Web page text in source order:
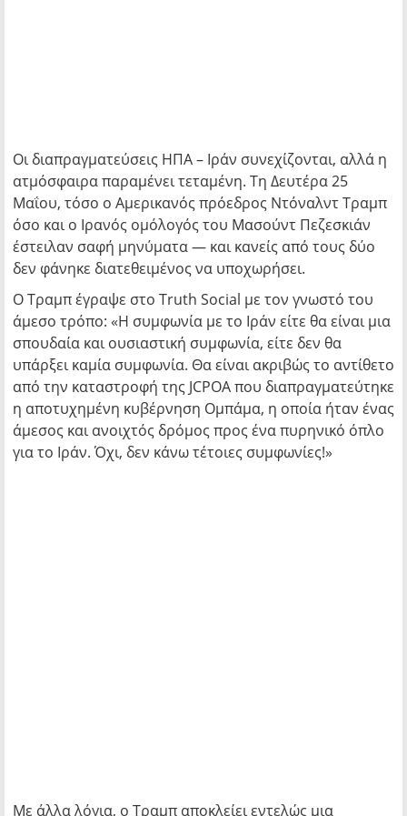
Οι διαπραγματεύσεις ΗΠΑ – Ιράν συνεχίζονται, αλλά η
ατμόσφαιρα παραμένει τεταμένη. Τη Δευτέρα 25
Μαΐου, τόσο ο Αμερικανός πρόεδρος Ντόναλντ Τραμπ
όσο και ο Ιρανός ομόλογός του Μασούντ Πεζεσκιάν
έστειλαν σαφή μηνύματα — και κανείς από τους δύο
δεν φάνηκε διατεθειμένος να υποχωρήσει.
Ο Τραμπ έγραψε στο Truth Social με τον γνωστό του
άμεσο τρόπο: «Η συμφωνία με το Ιράν είτε θα είναι μια
σπουδαία και ουσιαστική συμφωνία, είτε δεν θα
υπάρξει καμία συμφωνία. Θα είναι ακριβώς το αντίθετο
από την καταστροφή της JCPOA που διαπραγματεύτηκε
η αποτυχημένη κυβέρνηση Ομπάμα, η οποία ήταν ένας
άμεσος και ανοιχτός δρόμος προς ένα πυρηνικό όπλο
για το Ιράν. Όχι, δεν κάνω τέτοιες συμφωνίες!»
Με άλλα λόγια, ο Τραμπ αποκλείει εντελώς μια